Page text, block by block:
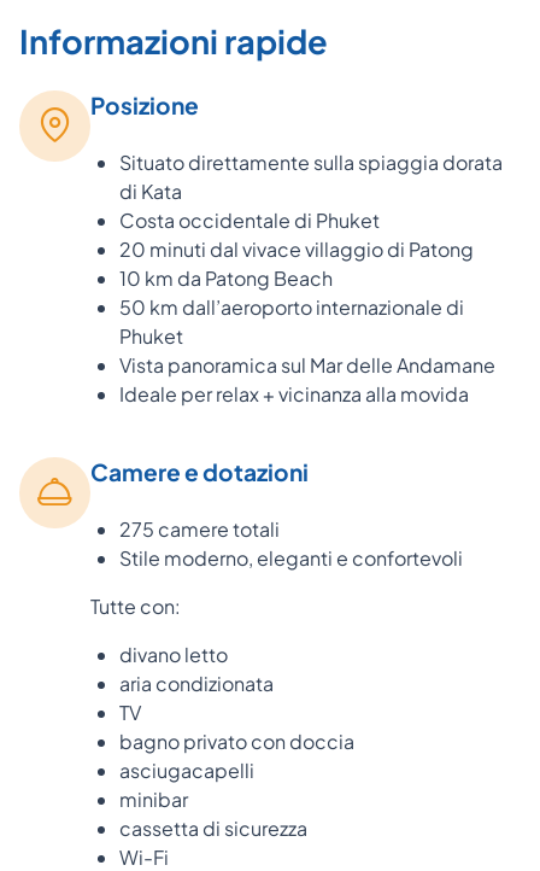
Informazioni rapide
Posizione
Situato direttamente sulla spiaggia dorata
di Kata
Costa occidentale di Phuket
20 minuti dal vivace villaggio di Patong
10 km da Patong Beach
50 km dall’aeroporto internazionale di
Phuket
Vista panoramica sul Mar delle Andamane
Ideale per relax + vicinanza alla movida
Camere e dotazioni
275 camere totali
Stile moderno, eleganti e confortevoli
Tutte con:
divano letto
aria condizionata
TV
bagno privato con doccia
asciugacapelli
minibar
cassetta di sicurezza
Wi-Fi